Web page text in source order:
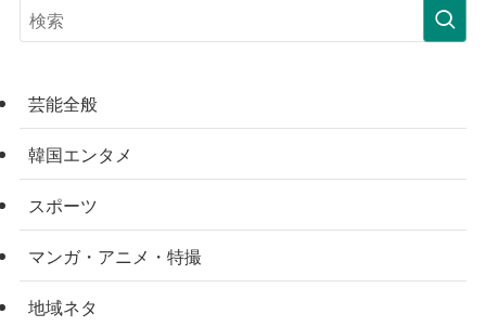
芸能全般
韓国エンタメ
スポーツ
マンガ・アニメ・特撮
地域ネタ